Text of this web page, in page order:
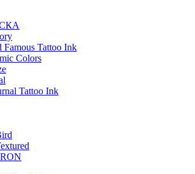
СКА
Famous Tattoo Ink
Colors
Tattoo Ink